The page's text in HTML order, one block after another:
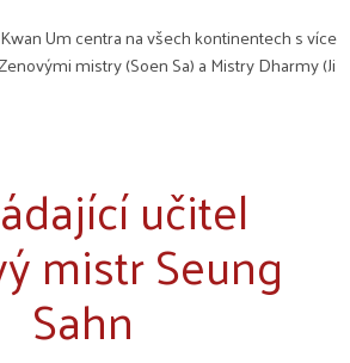
Um centra na všech kontinentech s více
mistry (Soen Sa) a Mistry Dharmy (Ji
učitel
mistr Seung
Sahn